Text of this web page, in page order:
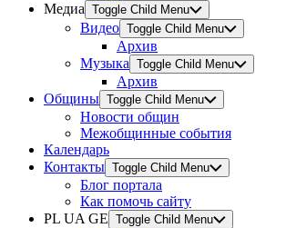
Медиа Toggle Child Menu
Видео Toggle Child Menu
Архив
Музыка Toggle Child Menu
Архив
Общины Toggle Child Menu
Новости общин
Межобщинные события
Календарь
Контакты Toggle Child Menu
Блог портала
Как помочь сайту
PL UA GE Toggle Child Menu